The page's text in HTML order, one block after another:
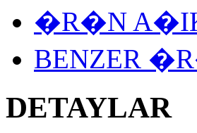
�R�N
BENZER
DETAYLAR